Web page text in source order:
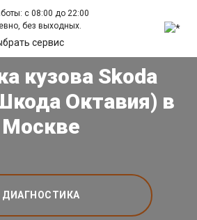
с 08:00 до 22:00
без выходных.
сервис
кузова Skoda
Октавия) в
Москве
ДИАГНОСТИКА